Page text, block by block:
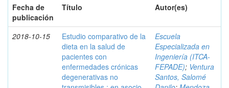
Fecha de
publicación
Título Autor(es)
2018-10-15
Estudio comparativo de la
dieta en la salud de
pacientes con
enfermedades crónicas
degenerativas no
Escuela
Especializada en
Ingeniería (ITCA-
FEPADE); Ventura
Santos, Salomé